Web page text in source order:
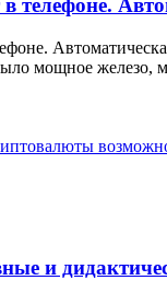
мощное железо,
и